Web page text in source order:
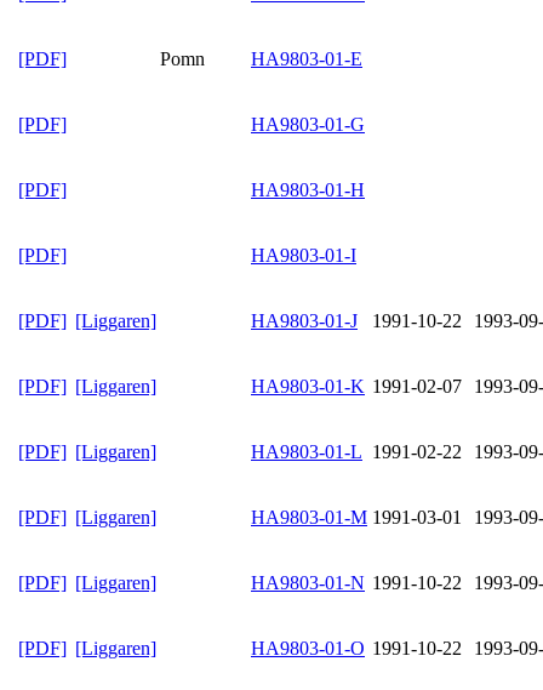
[PDF] Pomn HA9803-01-E
[PDF] HA9803-01-G
[PDF] HA9803-01-H
[PDF] HA9803-01-I
[PDF] [Liggaren] HA9803-01-J 1991-10-22 1993-
[PDF] [Liggaren] HA9803-01-K 1991-02-07 1993-
[PDF] [Liggaren] HA9803-01-L 1991-02-22 1993-
[PDF] [Liggaren] HA9803-01-M 1991-03-01 1993-
[PDF] [Liggaren] HA9803-01-N 1991-10-22 1993-
[PDF] [Liggaren] HA9803-01-O 1991-10-22 1993-